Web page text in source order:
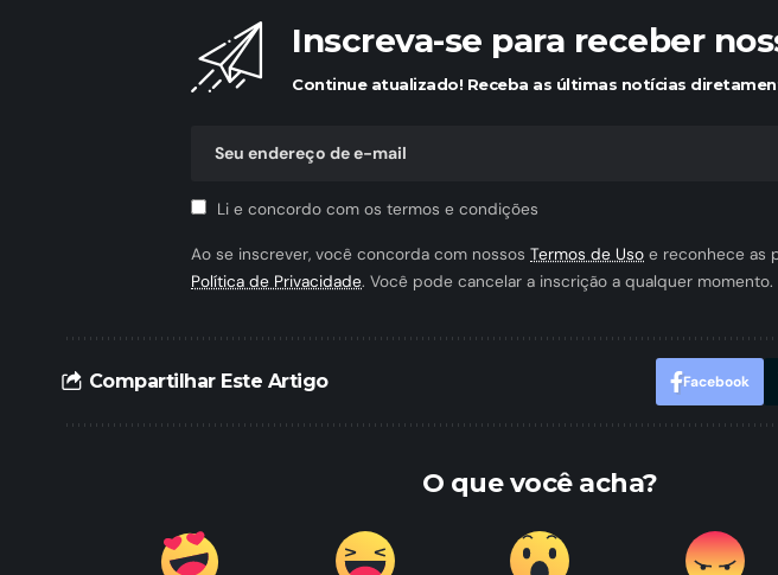
Inscreva-se para receber
Continue atualizado! Receba as últimas notícias
Li e concordo com os termos e condições
Ao se inscrever, você concorda com nossos Termos de Uso e reconhece as
Política de Privacidade. Você pode cancelar a inscrição a qualquer momento.
Compartilhar Este Artigo Facebook
O que você acha?